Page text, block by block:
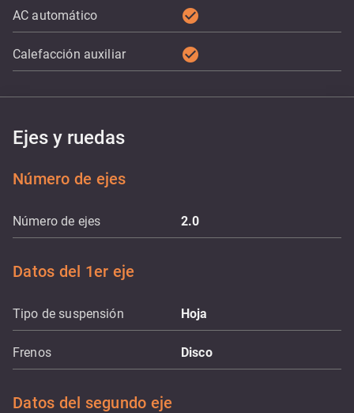
AC automático check_circle
Calefacción auxiliar check_circle
Ejes y ruedas
Número de ejes
Número de ejes 2.0
Datos del 1er eje
Tipo de suspensión Hoja
Frenos Disco
Datos del segundo eje